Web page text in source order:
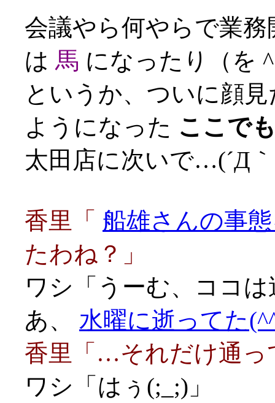
会議やら何やらで業
は 馬 になったり（を ^
というか、ついに顔
ようになった ここで
太田店に次いで…(´Д
香里「 船雄さんの事
たわね？」
ワシ「うーむ、ココ
あ、 水曜に逝ってた
香里「…それだけ通っ
ワシ「はぅ(;_;)」